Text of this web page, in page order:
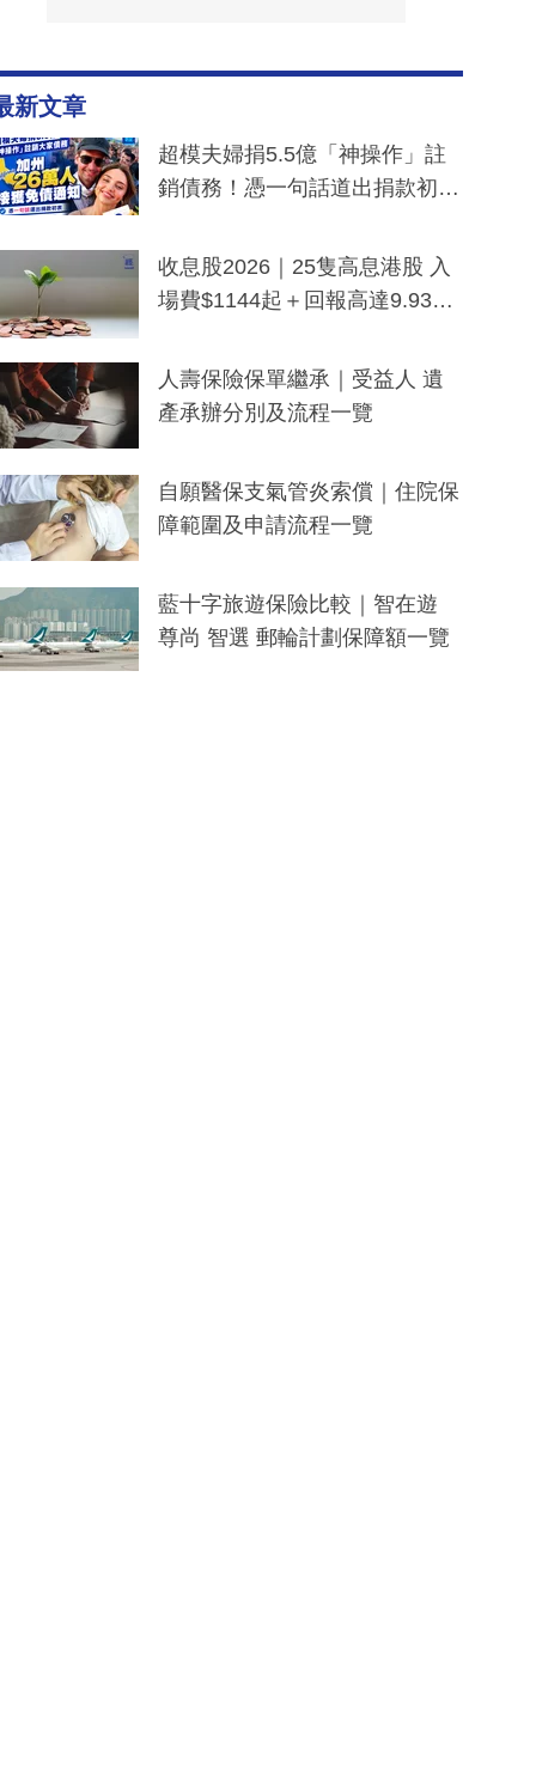
新文章
超模夫婦捐5.5億「神操作」註
銷債務！憑一句話道出捐款初
一度被誤當詐騙手段
收息股2026｜25隻高息港股 入
場費$1144起＋回報高達9.93
人壽保險保單繼承｜受益人 遺
產承辦分別及流程一覽
自願醫保支氣管炎索償｜住院保
障範圍及申請流程一覽
藍十字旅遊保險比較｜智在遊
尊尚 智選 郵輪計劃保障額一覽